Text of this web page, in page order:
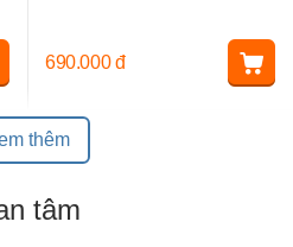
690.000 đ
thêm
tâm